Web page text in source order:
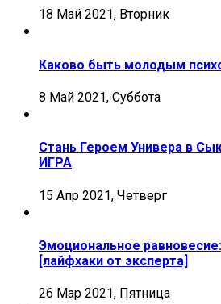
18 Май 2021, Вторник
Каково быть молодым
8 Май 2021, Суббота
Стань Героем Универа в
ИГРА
15 Апр 2021, Четверг
Эмоциональное
[лайфхаки от эксперта]
26 Мар 2021, Пятница